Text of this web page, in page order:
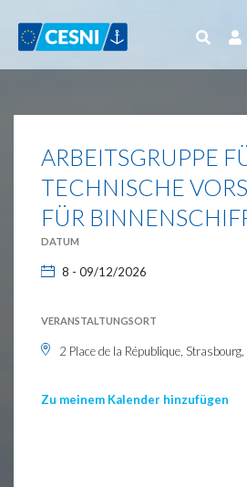
ARBEITSGRUPPE
TECHNISCHE
FÜR
DATUM
8 - 09/12/2026
VERANSTALTUNGSORT
2 Place de la République,
Zu meinem Kalender hinzufügen